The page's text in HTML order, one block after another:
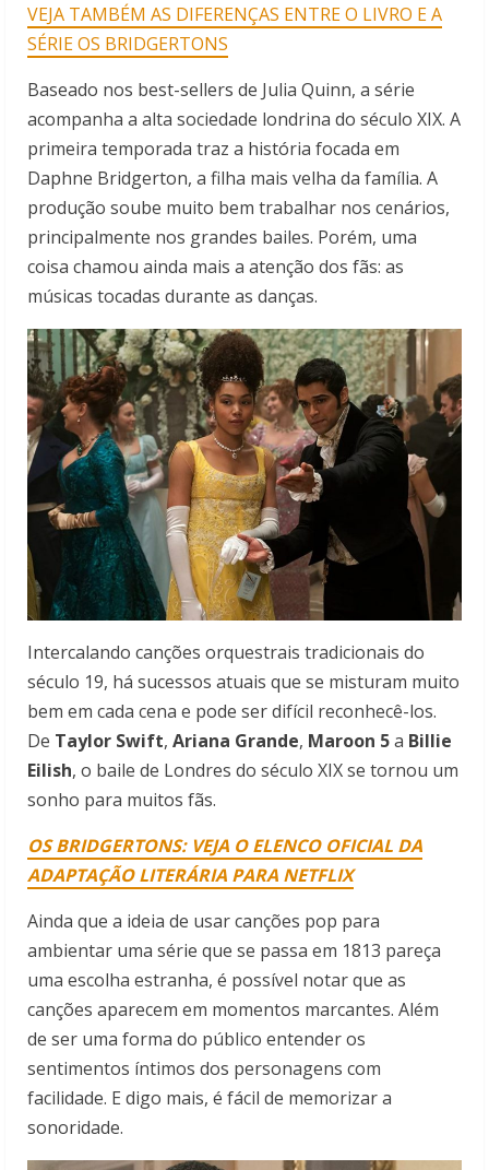
VEJA TAMBÉM AS DIFERENÇAS ENTRE O LIVRO E A
SÉRIE OS BRIDGERTONS
Baseado nos best-sellers de Julia Quinn, a série
acompanha a alta sociedade londrina do século XIX. A
primeira temporada traz a história focada em
Daphne Bridgerton, a filha mais velha da família. A
produção soube muito bem trabalhar nos cenários,
principalmente nos grandes bailes. Porém, uma
coisa chamou ainda mais a atenção dos fãs: as
músicas tocadas durante as danças.
Intercalando canções orquestrais tradicionais do
século 19, há sucessos atuais que se misturam muito
bem em cada cena e pode ser difícil reconhecê-los.
De Taylor Swift, Ariana Grande, Maroon 5a Billie
Eilish, o baile de Londres do século XIX se tornou um
sonho para muitos fãs.
OS BRIDGERTONS: VEJA O ELENCO OFICIAL DA
ADAPTAÇÃO LITERÁRIA PARA NETFLIX
Ainda que a ideia de usar canções pop para
ambientar uma série que se passa em 1813 pareça
uma escolha estranha, é possível notar que as
canções aparecem em momentos marcantes. Além
de ser uma forma do público entender os
sentimentos íntimos dos personagens com
facilidade. E digo mais, é fácil de memorizar a
sonoridade.